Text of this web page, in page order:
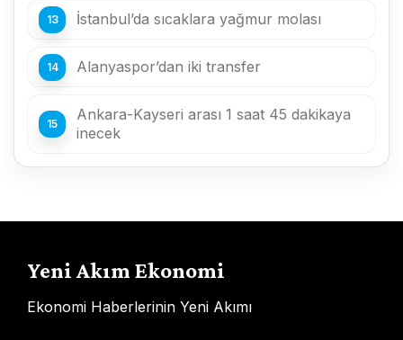
İstanbul’da sıcaklara yağmur molası
Alanyaspor’dan iki transfer
Ankara-Kayseri arası 1 saat 45 dakikaya
inecek
Yeni Akım Ekonomi
Ekonomi Haberlerinin Yeni Akımı